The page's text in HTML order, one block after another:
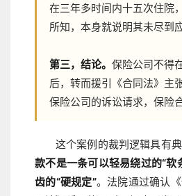
在三年多时间内十五次住院
所知，本身就说明其未尽到
第三，结论。 保险公司不得
后，转而援引《合同法》主
保险公司的诉讼请求，保险
这个案例的裁判逻辑具有
款不是一条可以轻易绕过的“软
齿的“硬规定”。法院通过确认